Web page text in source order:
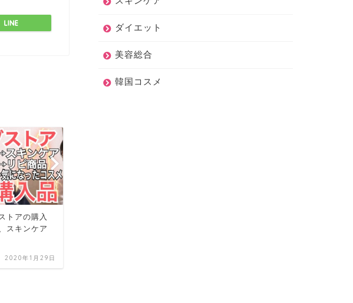
トアの購入
スキンケア
2020年1月29日
ダイエット
美容総合
韓国コスメ